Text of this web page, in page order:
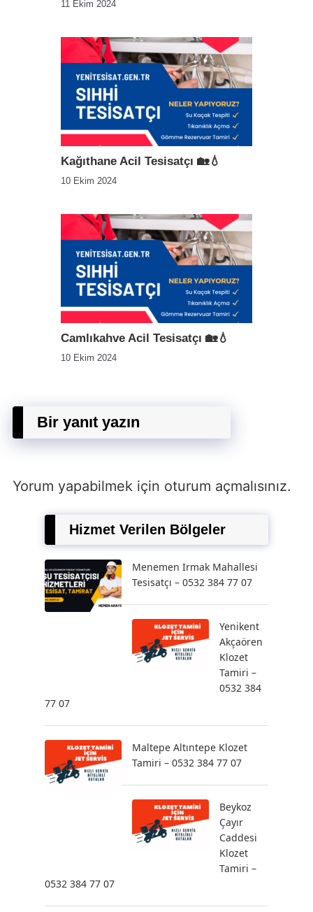
11 Ekim 2024
Kağıthane Acil Tesisatçı 🏡💧
10 Ekim 2024
Camlıkahve Acil Tesisatçı 🏡💧
10 Ekim 2024
Bir yanıt yazın
Yorum yapabilmek için oturum açmalısınız.
Hizmet Verilen Bölgeler
Menemen Irmak Mahallesi
Tesisatçı – 0532 384 77 07
Yenikent
Akçaören
Klozet
Tamiri –
0532 384
77 07
Maltepe Altıntepe Klozet
Tamiri – 0532 384 77 07
Beykoz
Çayır
Caddesi
Klozet
Tamiri –
0532 384 77 07